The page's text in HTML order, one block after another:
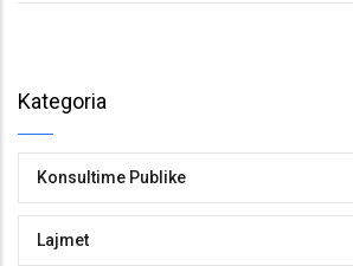
Kategoria
Konsultime Publike
Lajmet